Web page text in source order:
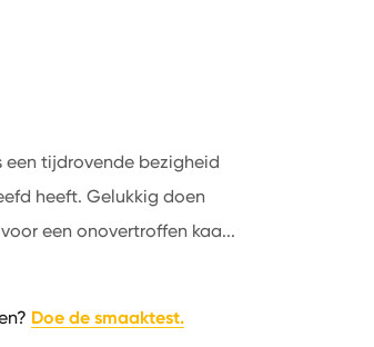
tijdrovende bezigheid
heeft. Gelukkig doen
een onovertroffen kaa...
Doe de smaaktest.